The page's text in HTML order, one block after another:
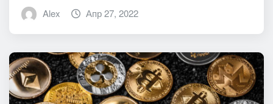
Alex Апр 27, 2022